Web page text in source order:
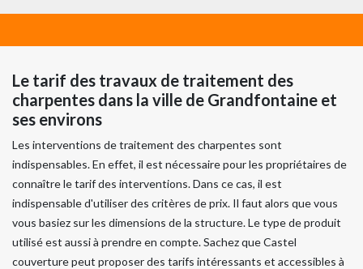
Le tarif des travaux de traitement des
charpentes dans la ville de Grandfontaine et
ses environs
Les interventions de traitement des charpentes sont
indispensables. En effet, il est nécessaire pour les propriétaires de
connaître le tarif des interventions. Dans ce cas, il est
indispensable d'utiliser des critères de prix. Il faut alors que vous
vous basiez sur les dimensions de la structure. Le type de produit
utilisé est aussi à prendre en compte. Sachez que Castel
couverture peut proposer des tarifs intéressants et accessibles à